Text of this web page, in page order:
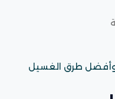
طرق الغسيل